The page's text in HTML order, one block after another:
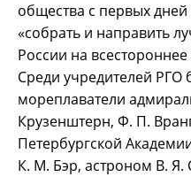
общества с первых
«собрать и направить
России на
Среди учредителей
мореплаватели
Крузенштерн, Ф. П.
Петербургской
К. М. Бэр, астроном В. Я.